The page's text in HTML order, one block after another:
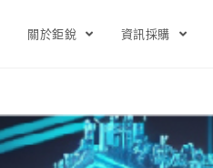
關於鉅銳 資訊採購